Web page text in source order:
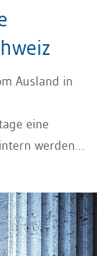
Ausland in
eine
werden